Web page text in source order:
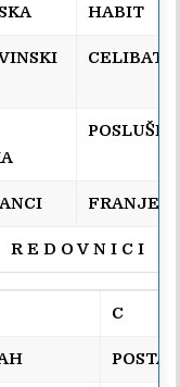
HABIT
CELIBAT
R E D O V N I C I
C